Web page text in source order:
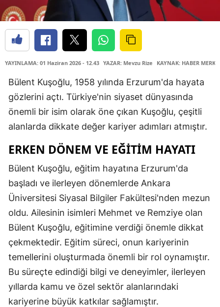
YAYINLAMA: 01 Haziran 2026 - 12.43 YAZAR: Mevzu Rize KAYNAK: HABER
Bülent Kuşoğlu, 1958 yılında Erzurum'da hayata
gözlerini açtı. Türkiye'nin siyaset dünyasında
önemli bir isim olarak öne çıkan Kuşoğlu, çeşitli
alanlarda dikkate değer kariyer adımları atmıştır.
ERKEN DÖNEM VE EĞITIM HAYATI
Bülent Kuşoğlu, eğitim hayatına Erzurum'da
başladı ve ilerleyen dönemlerde Ankara
Üniversitesi Siyasal Bilgiler Fakültesi'nden mezun
oldu. Ailesinin isimleri Mehmet ve Remziye olan
Bülent Kuşoğlu, eğitimine verdiği önemle dikkat
çekmektedir. Eğitim süreci, onun kariyerinin
temellerini oluşturmada önemli bir rol oynamıştır.
Bu süreçte edindiği bilgi ve deneyimler, ilerleyen
yıllarda kamu ve özel sektör alanlarındaki
kariyerine büyük katkılar sağlamıştır.